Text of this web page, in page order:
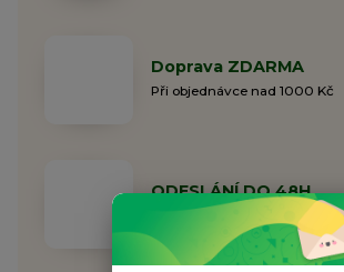
Doprava ZDARMA
Při objednávce nad 1000 Kč
ODESLÁNÍ DO 48H
Garantujeme odeslání do 48h